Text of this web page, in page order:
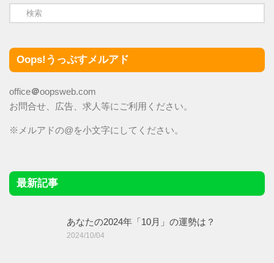
Oops!うっぷすメルアド
office＠oopsweb.com
お問合せ、広告、求人等にご利用ください。
※メルアドの@を小文字にしてください。
最新記事
あなたの2024年「10月」の運勢は？
2024/10/04